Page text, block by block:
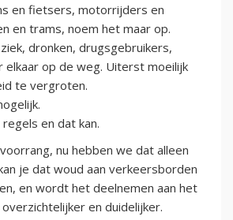
en fietsers, motorrijders en
en trams, noem het maar op.
dronken, drugsgebruikers,
elkaar op de weg. Uiterst moeilijk
te vergroten.
en dat kan.
nu hebben we dat alleen
je dat woud aan verkeersborden
en wordt het deelnemen aan het
en duidelijker.